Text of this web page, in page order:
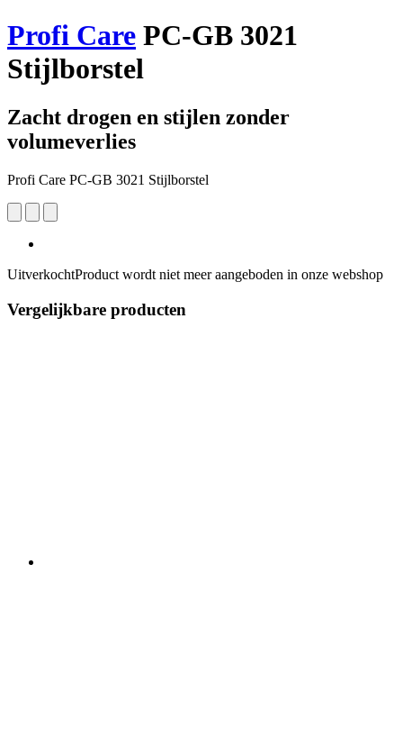
Profi Care PC-GB 3021
Stijlborstel
Zacht drogen en stijlen zonder
volumeverlies
Profi Care PC-GB 3021 Stijlborstel
UitverkochtProduct wordt niet meer aangeboden in onze webshop
Vergelijkbare producten